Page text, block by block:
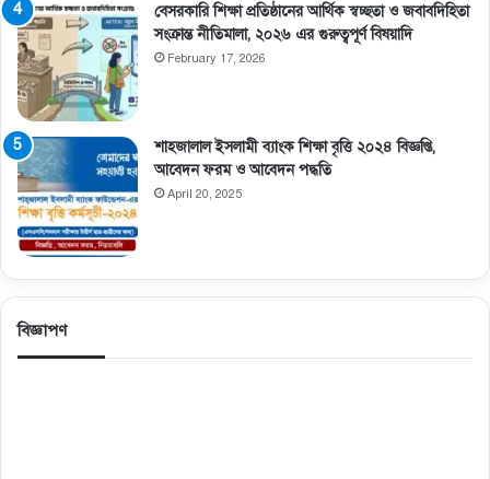
বেসরকারি শিক্ষা প্রতিষ্ঠানের আর্থিক স্বচ্ছতা ও জবাবদিহিতা
সংক্রান্ত নীতিমালা, ২০২৬ এর গুরুত্বপূর্ণ বিষয়াদি
February 17, 2026
শাহজালাল ইসলামী ব্যাংক শিক্ষা বৃত্তি ২০২৪ বিজ্ঞপ্তি,
আবেদন ফরম ও আবেদন পদ্ধতি
April 20, 2025
বিজ্ঞাপণ